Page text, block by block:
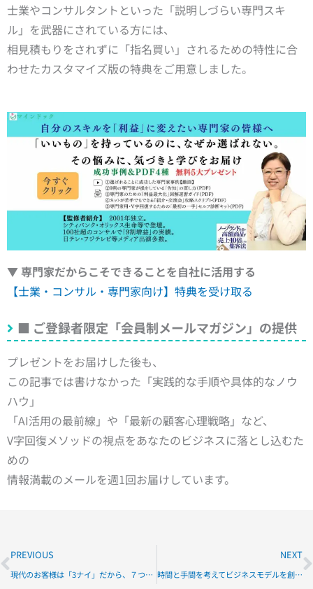
士業やコンサルタントといった「説明しづらい専門スキ
ル」を武器にされている方には、
相見積もりをされずに「指名買い」されるための特性に合
わせたカスタマイズ版の特典をご用意しました。
▼ 専門家だからこそできることを自社に活用する
【士業・コンサル・専門家向け】特典を受け取る
■ ご登録者限定「会員制メールマガジン」の提供
プレゼントをお届けした後も、
この記事では書けなかった「実践的な手順や具体的なノウ
ハウ」
「AI活用の最前線」や「最新の顧客心理戦略」など、
V字回復メソッドの視点をあなたのビジネスに落とし込むた
めの
情報満載のメールを週1回お届けしています。
PREVIOUS
現代のお客様は「3ナイ」だから、７つのニーズと２つの不安を希少性と限定性で刺激して高く売る
NEXT
時間と手間を考えてビジネスモデルを創ると独立起業して数年でビジネスから撤退するのを防げる